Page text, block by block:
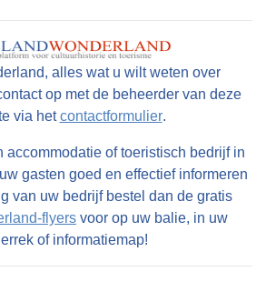
alles wat u wilt weten over
op met de beheerder van deze
via hetcontactformulier.
accommodatie of toeristisch bedrijf in
gasten goed en effectief informeren
van uw bedrijf bestel dan de gratis
flyers voor op uw balie, in uw
of informatiemap!